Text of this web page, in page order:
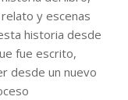
y escenas
historia desde
fue escrito,
desde un nuevo